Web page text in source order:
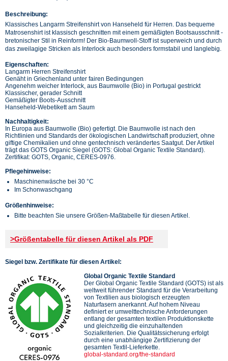
Beschreibung:
Klassisches Langarm Streifenshirt von Hanseheld für Herren. Das bequeme
Matrosenshirt ist klassisch geschnitten mit einem gemäßigten Bootsausschnitt -
bretonischer Stil in Reinform! Der Bio-Baumwoll-Stoff ist superweich und durch
das zweilagige Stricken als Interlock auch besonders formstabil und langlebig.
Eigenschaften:
Langarm Herren Streifenshirt
Genäht in Griechenland unter fairen Bedingungen
Angenehm weicher Interlock, aus Baumwolle (Bio) in Portugal gestrickt
Klassischer, gerader Schnitt
Gemäßigter Boots-Ausschnitt
Hanseheld-Webetikett am Saum
Nachhaltigkeit:
In Europa aus Baumwolle (Bio) gefertigt. Die Baumwolle ist nach den
Richtlinien und Standards der ökologischen Landwirtschaft produziert, ohne
giftige Chemikalien und ohne gentechnisch verändertes Saatgut. Der Artikel
trägt das GOTS Organic Siegel (GOTS: Global Organic Textile Standard).
Zertifikat: GOTS, Organic, CERES-0976.
Pflegehinweise:
Maschinenwäsche bei 30 °C
Im Schonwaschgang
Größenhinweise:
Bitte beachten Sie unsere Größen-Maßtabelle für diesen Artikel.
>Größentabelle für diesen Artikel als PDF
Siegel bzw. Zertifikate für diesen Artikel:
Global Organic Textile Standard
Der Global Organic Textile Standard (GOTS) ist als
weltweit führender Standard für die Verarbeitung
von Textilien aus biologisch erzeugten
Naturfasern anerkannt. Auf hohem Niveau
definiert er umwelttechnische Anforderungen
entlang der gesamten textilen Produktionskette
und gleichzeitig die einzuhaltenden
Sozialkriterien. Die Qualitätssicherung erfolgt
durch eine unabhängige Zertifizierung der
gesamten Textil-Lieferkette.
global-standard.org/the-standard